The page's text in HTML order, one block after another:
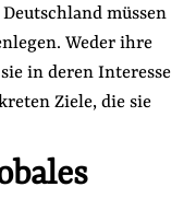
müssen
Weder ihre
in deren Interesse
Ziele, die sie